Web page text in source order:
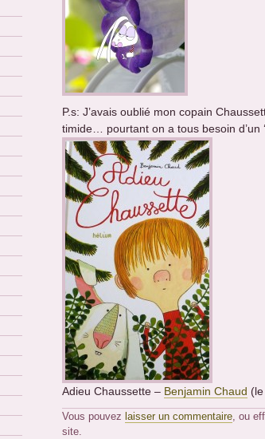
P.s: J’avais oublié mon copain
timide… pourtant on a tous besoin d’un
Adieu Chaussette – Benjamin Chaud
Vous pouvez laisser un commentaire , ou
site.